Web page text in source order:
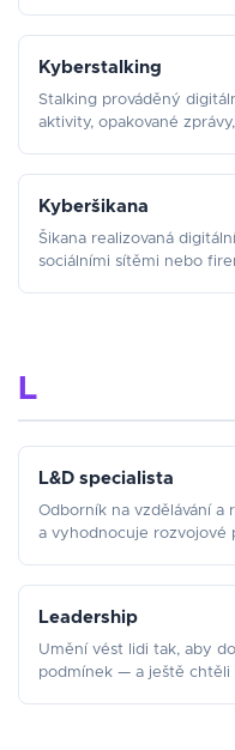
Kyberstalking
Stalking prováděný
aktivity, opakované
Kyberšikana
Šikana realizovaná
sociálními sítěmi nebo
L
L&D specialista
Odborník na vzdělávání a
a vyhodnocuje rozvojové
Leadership
Umění vést lidi tak, aby
podmínek — a ještě chtěli